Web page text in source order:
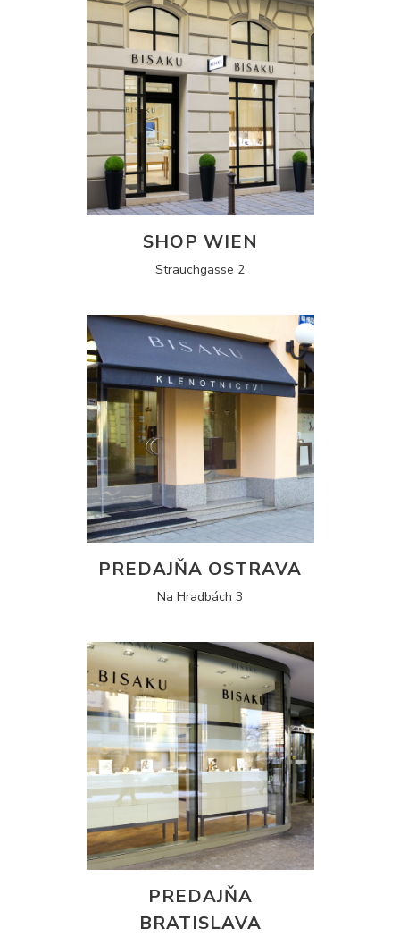
SHOP WIEN
Strauchgasse 2
PREDAJŇA OSTRAVA
Na Hradbách 3
PREDAJŇA
BRATISLAVA